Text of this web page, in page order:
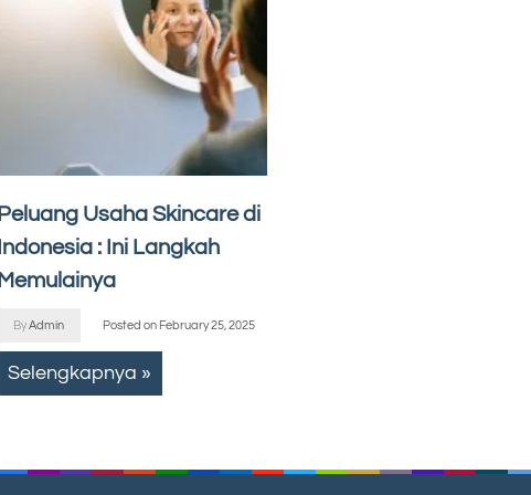
Peluang Usaha Skincare di
Indonesia : Ini Langkah
Memulainya
ByAdmin Posted on February 25, 2025
Selengkapnya »